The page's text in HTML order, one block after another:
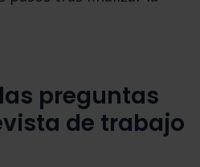
preguntas
de trabajo